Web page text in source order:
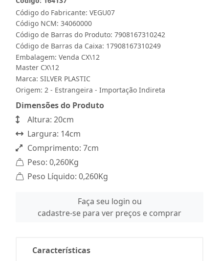
Código do Fabricante: VEGU07
Código NCM: 34060000
Código de Barras do Produto: 7908167310242
Código de Barras da Caixa: 17908167310249
Embalagem: Venda CX\12
Master CX\12
Marca: SILVER PLASTIC
Origem: 2 - Estrangeira - Importação Indireta
Dimensões do Produto
Altura: 20cm
Largura: 14cm
Comprimento: 7cm
Peso: 0,260Kg
Peso Líquido: 0,260Kg
Faça seu login ou
cadastre-se para ver preços e comprar
Características